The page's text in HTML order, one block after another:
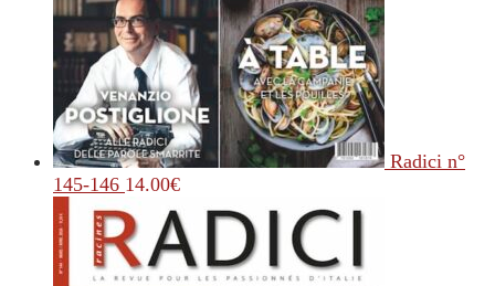
Radici n°
145-146 14.00€